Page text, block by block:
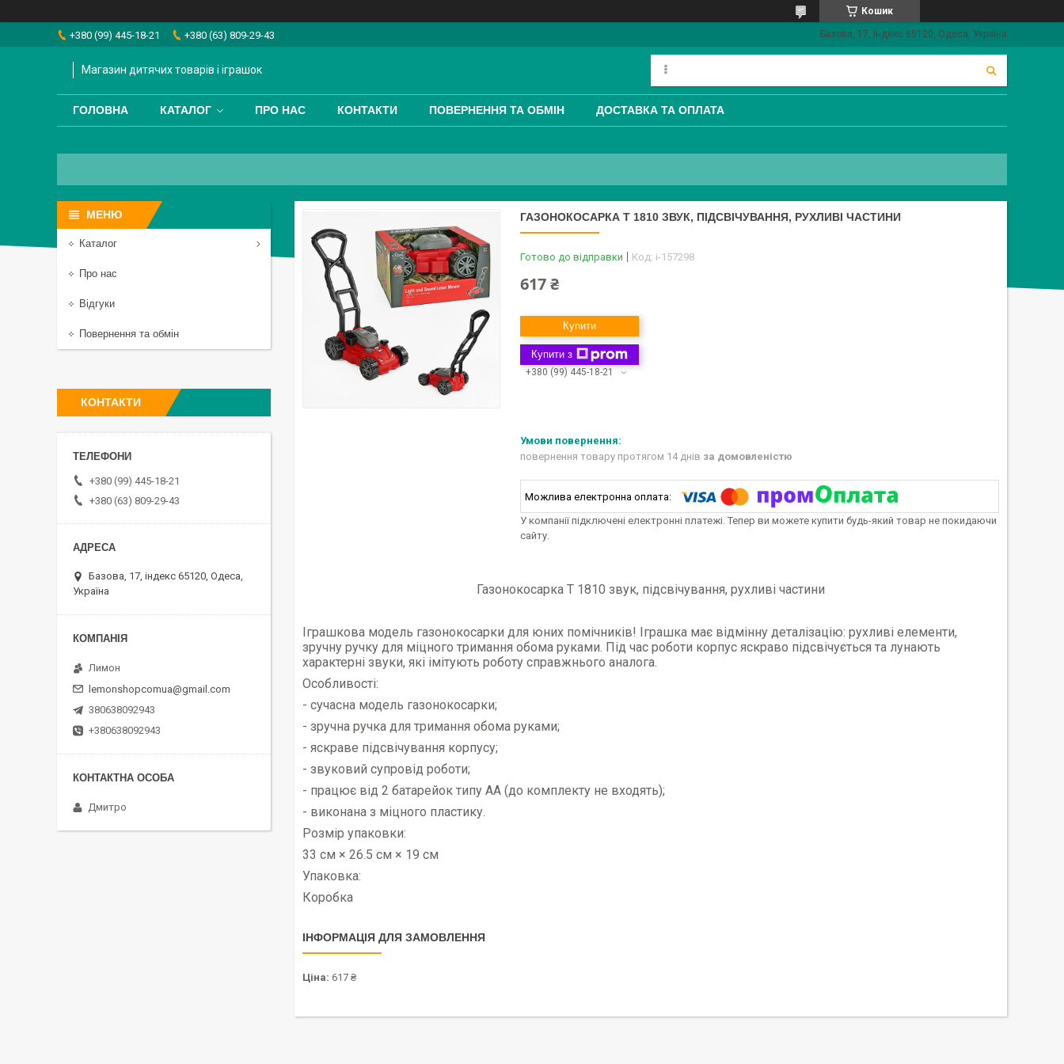
Кошик
+380 (99) 445-18-21 +380 (63) 809-29-43 Базова, 17, індекс 65120, Одеса, Україна
Магазин дитячих товарів і іграшок
ГОЛОВНА КАТАЛОГ ПРО НАС КОНТАКТИ ПОВЕРНЕННЯ ТА ОБМІН ДОСТАВКА ТА ОПЛАТА
ГАЗОНОКОСАРКА T 1810 ЗВУК, ПІДСВІЧУВАННЯ, РУХЛИВІ ЧАСТИНИ
Готово до відправки Код: i-157298
617 ₴
Купити
Купити з
+380 (99) 445-18-21
повернення товару протягом 14 днів за домовленістю
У компанії підключені електронні платежі. Тепер ви можете купити будь-який товар не покидаючи
сайту.
Газонокосарка T 1810 звук, підсвічування, рухливі частини
Іграшкова модель газонокосарки для юних помічників! Іграшка має відмінну деталізацію: рухливі елементи,
зручну ручку для міцного тримання обома руками. Під час роботи корпус яскраво підсвічується та лунають
характерні звуки, які імітують роботу справжнього аналога.
Особливості:
- сучасна модель газонокосарки;
- зручна ручка для тримання обома руками;
- яскраве підсвічування корпусу;
- звуковий супровід роботи;
- працює від 2 батарейок типу АА (до комплекту не входять);
- виконана з міцного пластику.
Розмір упаковки:
33 см × 26.5 см × 19 см
Упаковка:
Коробка
ІНФОРМАЦІЯ ДЛЯ ЗАМОВЛЕННЯ
Ціна: 617 ₴
Каталог
Про нас
Відгуки
Повернення та обмін
КОНТАКТИ
+380 (99) 445-18-21
+380 (63) 809-29-43
Базова, 17, індекс 65120, Одеса,
Україна
Лимон
lemonshopcomua@gmail.com
380638092943
+380638092943
Дмитро